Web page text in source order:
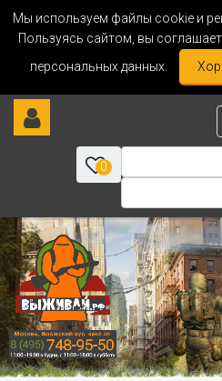
Мы используем файлы cookie и
Пользуясь сайтом, вы
персональных данных.
0